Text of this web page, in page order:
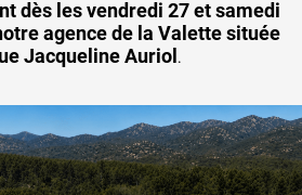
dès les vendredi 27 et samedi
agence de la Valette située
Jacqueline Auriol .